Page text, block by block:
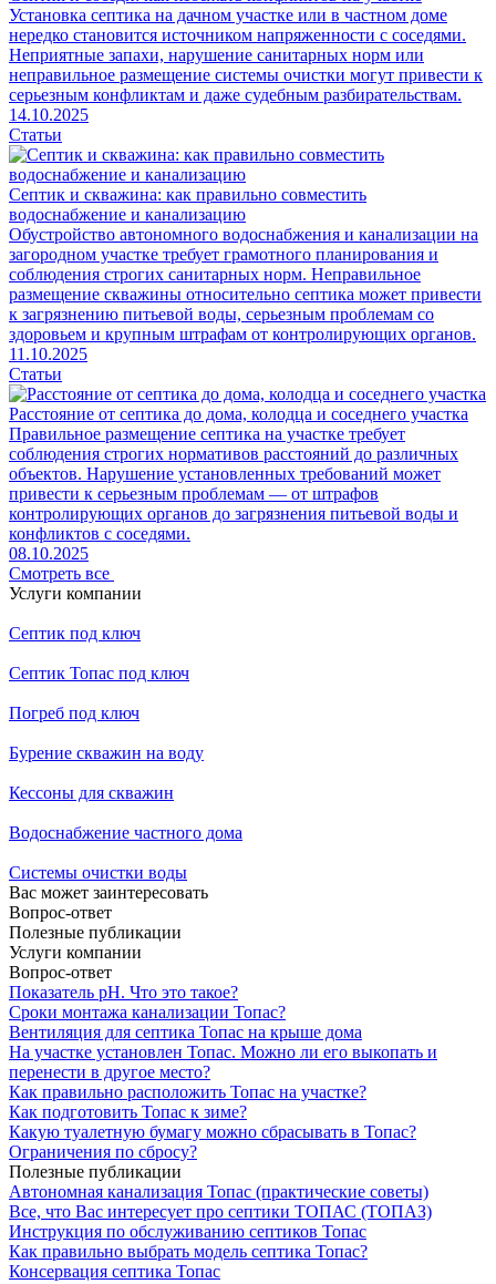
Установка септика на дачном участке или в частном доме
нередко становится источником напряженности с соседями.
Неприятные запахи, нарушение санитарных норм или
неправильное размещение системы очистки могут привести к
серьезным конфликтам и даже судебным разбирательствам.
14.10.2025
Статьи
Септик и скважина: как правильно совместить
водоснабжение и канализацию
Обустройство автономного водоснабжения и канализации на
загородном участке требует грамотного планирования и
соблюдения строгих санитарных норм. Неправильное
размещение скважины относительно септика может привести
к загрязнению питьевой воды, серьезным проблемам со
здоровьем и крупным штрафам от контролирующих органов.
11.10.2025
Статьи
Расстояние от септика до дома, колодца и соседнего участка
Правильное размещение септика на участке требует
соблюдения строгих нормативов расстояний до различных
объектов. Нарушение установленных требований может
привести к серьезным проблемам — от штрафов
контролирующих органов до загрязнения питьевой воды и
конфликтов с соседями.
08.10.2025
Смотреть все
Услуги компании
Септик под ключ
Септик Топас под ключ
Погреб под ключ
Бурение скважин на воду
Кессоны для скважин
Водоснабжение частного дома
Системы очистки воды
Вас может заинтересовать
Вопрос-ответ
Полезные публикации
Услуги компании
Вопрос-ответ
Показатель рН. Что это такое?
Сроки монтажа канализации Топас?
Вентиляция для септика Топас на крыше дома
На участке установлен Топас. Можно ли его выкопать и
перенести в другое место?
Как правильно расположить Топас на участке?
Как подготовить Топас к зиме?
Какую туалетную бумагу можно сбрасывать в Топас?
Ограничения по сбросу?
Полезные публикации
Автономная канализация Топас (практические советы)
Все, что Вас интересует про септики ТОПАС (ТОПАЗ)
Инструкция по обслуживанию септиков Топас
Как правильно выбрать модель септика Топас?
Консервация септика Топас